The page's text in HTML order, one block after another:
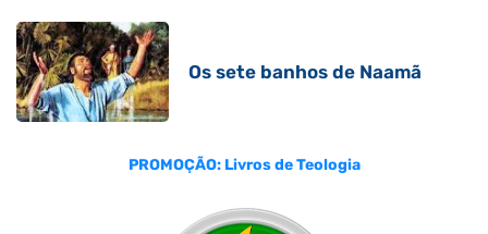
Os sete banhos de Naamã
PROMOÇÃO: Livros de Teologia